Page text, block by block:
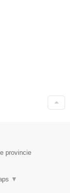
provincie
▼